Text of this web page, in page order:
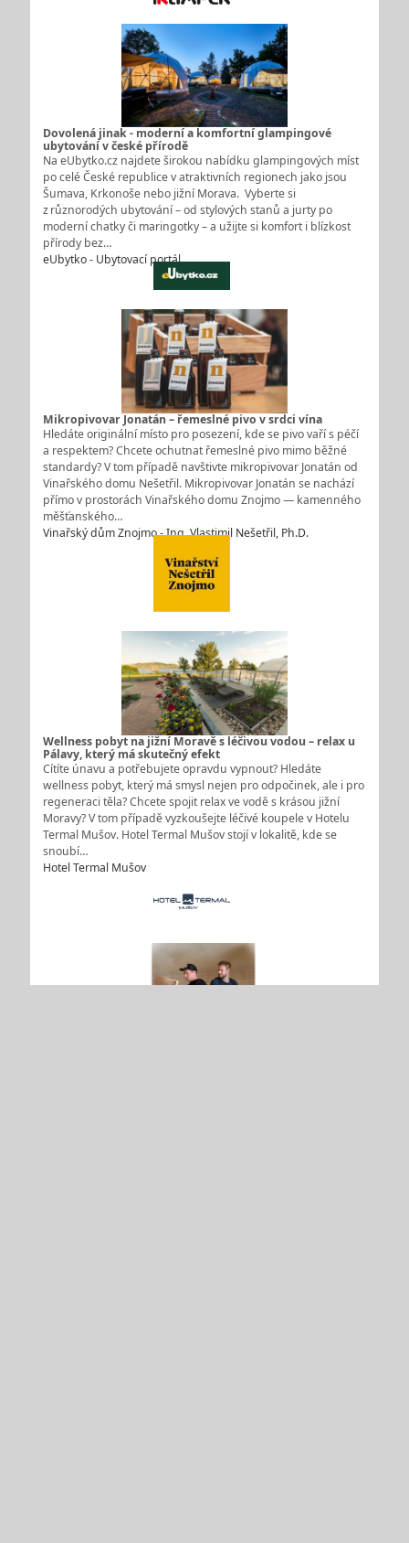
Dovolená jinak - moderní a komfortní glampingové
ubytování v české přírodě
Na eUbytko.cz najdete širokou nabídku glampingových míst
po celé České republice v atraktivních regionech jako jsou
Šumava, Krkonoše nebo jižní Morava. Vyberte si
z různorodých ubytování – od stylových stanů a jurty po
moderní chatky či maringotky – a užijte si komfort i blízkost
přírody bez…
eUbytko - Ubytovací portál
Mikropivovar Jonatán – řemeslné pivo v srdci vína
Hledáte originální místo pro posezení, kde se pivo vaří s péčí
a respektem? Chcete ochutnat řemeslné pivo mimo běžné
standardy? V tom případě navštivte mikropivovar Jonatán od
Vinařského domu Nešetřil. Mikropivovar Jonatán se nachází
přímo v prostorách Vinařského domu Znojmo — kamenného
měšťanského…
Vinařský dům Znojmo - Ing. Vlastimil Nešetřil, Ph.D.
Wellness pobyt na jižní Moravě s léčivou vodou – relax u
Pálavy, který má skutečný efekt
Cítíte únavu a potřebujete opravdu vypnout? Hledáte
wellness pobyt, který má smysl nejen pro odpočinek, ale i pro
regeneraci těla? Chcete spojit relax ve vodě s krásou jižní
Moravy? V tom případě vyzkoušejte léčivé koupele v Hotelu
Termal Mušov. Hotel Termal Mušov stojí v lokalitě, kde se
snoubí…
Hotel Termal Mušov